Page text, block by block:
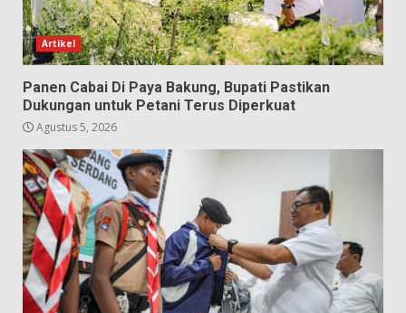
Artikel
Panen Cabai Di Paya Bakung, Bupati Pastikan
Dukungan untuk Petani Terus Diperkuat
Agustus 5, 2026